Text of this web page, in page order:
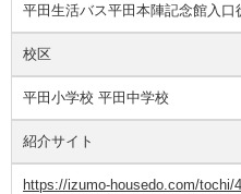
平田生活バス平田本陣記念館入口
校区
平田小学校 平田中学校
紹介サイト
https://izumo-housedo.com/tochi/